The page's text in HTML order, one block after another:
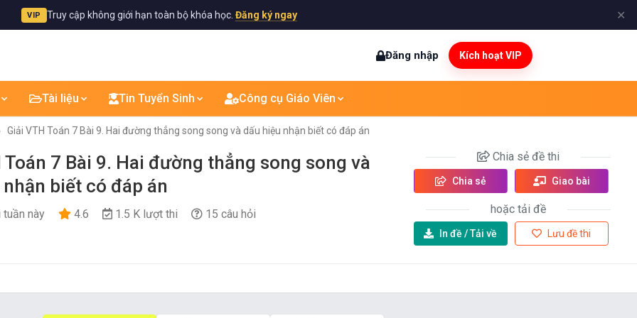
VIP Truy cập không giới hạn toàn bộ khóa học. Đăng ký ngay ✕
Đăng nhập Kích hoạt VIP
Tài liệu Tin Tuyển Sinh Công cụ Giáo Viên
Giải VTH Toán 7 Bài 9. Hai đường thẳng song song và dấu hiệu nhận biết có đáp án
Toán 7 Bài 9. Hai đường thẳng song song và
biết có đáp án
này 4.6 1.5 K lượt thi 15 câu hỏi
Chia sẻ đề thi
Chia sẻ Giao bài
hoặc tải đề
In đề /Tải về Lưu đề thi